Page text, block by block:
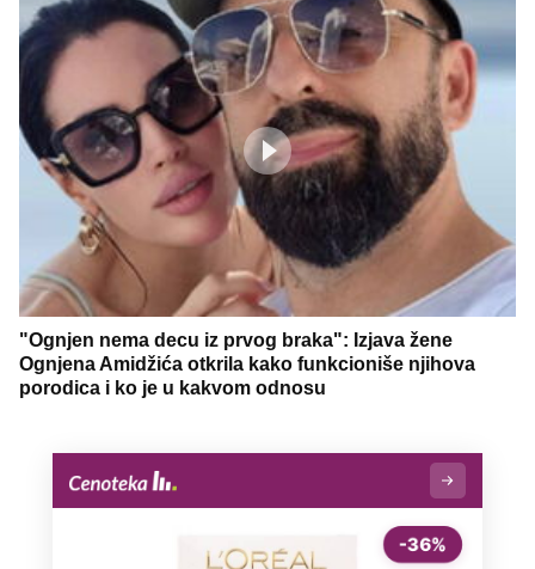
"Ognjen nema decu iz prvog braka": Izjava žene
Ognjena Amidžića otkrila kako funkcioniše njihova
porodica i ko je u kakvom odnosu